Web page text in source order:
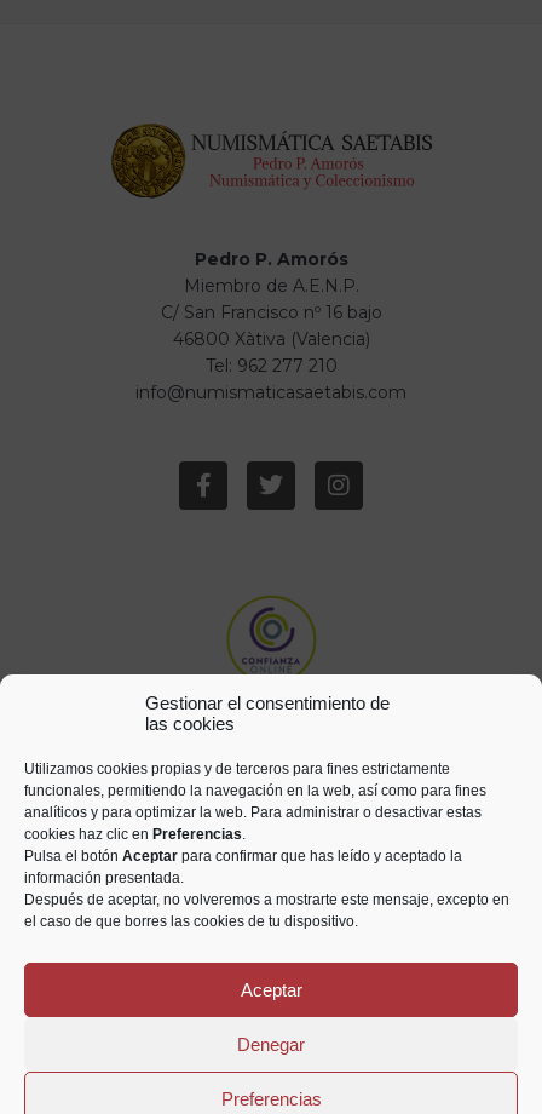
Gestionar el consentimiento de
las cookies
Utilizamos cookies propias y de terceros para fines estrictamente
funcionales, permitiendo la navegación en la web, así como para fines
analíticos y para optimizar la web. Para administrar o desactivar estas
cookies haz clic en Preferencias.
Pulsa el botón Aceptar para confirmar que has leído y aceptado la
información presentada.
Después de aceptar, no volveremos a mostrarte este mensaje, excepto en
el caso de que borres las cookies de tu dispositivo.
Aceptar
Denegar
Preferencias
Pedro P. Amorós
Miembro de A.E.N.P.
C/ San Francisco nº 16 bajo
46800 Xàtiva (Valencia)
Tel: 962 277 210
info@numismaticasaetabis.com
Todos los derechos reservados © Numismática Saetabis 2021
Aviso legal
Privacidad
Cookies